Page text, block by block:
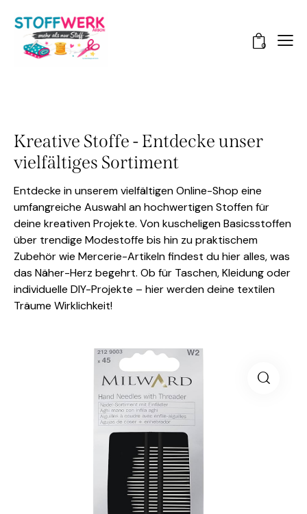
0
Kreative Stoffe - Entdecke unser
vielfältiges Sortiment
Entdecke in unserem vielfältigen Online-Shop eine
umfangreiche Auswahl an hochwertigen Stoffen für
deine kreativen Projekte. Von kuscheligen Basicsstoffen
über trendige Modestoffe bis hin zu praktischem
Zubehör wie Mercerie-Artikeln findest du hier alles, was
das Näher-Herz begehrt. Ob für Taschen, Kleidung oder
individuelle DIY-Projekte – hier werden deine textilen
Träume Wirklichkeit!